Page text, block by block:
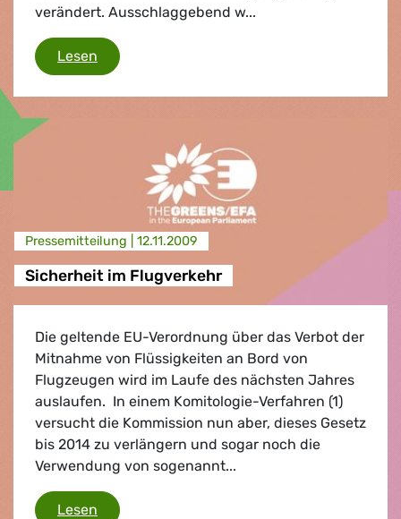
verändert. Ausschlaggebend w...
Lesen Flugverkehr
Presse­mitteilung | 12.11.2009
Sicherheit im Flugverkehr
Die geltende EU-Verordnung über das Verbot der
Mitnahme von Flüssigkeiten an Bord von
Flugzeugen wird im Laufe des nächsten Jahres
auslaufen. In einem Komitologie-Verfahren (1)
versucht die Kommission nun aber, dieses Gesetz
bis 2014 zu verlängern und sogar noch die
Verwendung von sogenannt...
Lesen Sicherheit im Flugverkehr